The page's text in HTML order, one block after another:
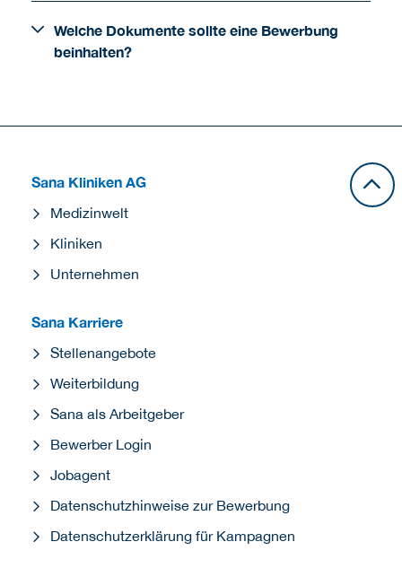
Welche Dokumente sollte eine Bewerbung
beinhalten?
Sana Kliniken AG
Medizinwelt
Kliniken
Unternehmen
Sana Karriere
Stellenangebote
Weiterbildung
Sana als Arbeitgeber
Bewerber Login
Jobagent
Datenschutzhinweise zur Bewerbung
Datenschutzerklärung für Kampagnen